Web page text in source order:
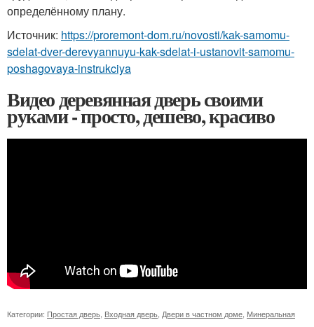
определённому плану.
Источник: https://proremont-dom.ru/novosti/kak-samomu-
sdelat-dver-derevyannuyu-kak-sdelat-i-ustanovit-samomu-
poshagovaya-instrukciya
Видео деревянная дверь своими
руками - просто, дешево, красиво
Категории: Простая дверь Входная дверь Двери в частном доме Минеральная